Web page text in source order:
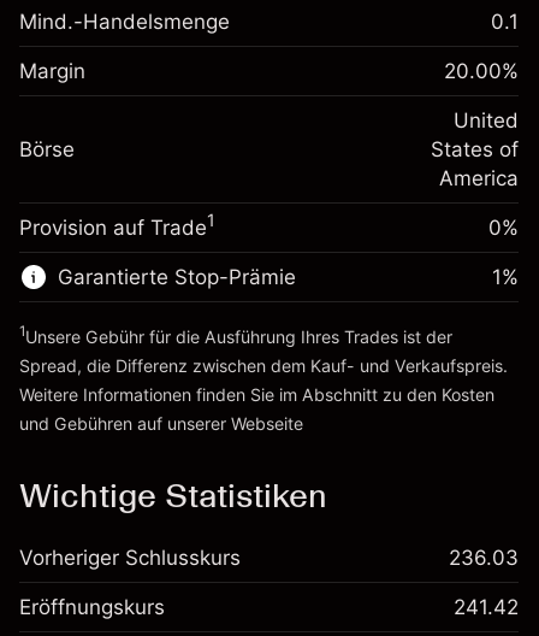
Übernachtfinanzierung
fremdfinanzierten
(-$1.08)
~$5,000.00
Zur Plattform
Margin. Ihre Investition
$1,000.00
Anpassung der
-0.000654
%
(-$0.03)
Positionsgröße mit Hebelwirkung
~$5,000.00
Geld aus Hebelwirkung ~
Zur Plattform
Mind.-Handelsmenge 0.1
Margin 20.00%
Börse
United
States of
America
Provision auf Trade1 0%
Garantierte Stop-Prämie 1%
1Unsere Gebühr für die Ausführung Ihres Trades ist der
Spread, die Differenz zwischen dem Kauf- und Verkaufspreis.
Weitere Informationen finden Sie im Abschnitt zu den Kosten
und Gebühren auf unserer Webseite
Wichtige Statistiken
Vorheriger Schlusskurs 236.03
Eröffnungskurs 241.42